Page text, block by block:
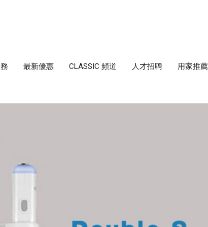
最新優惠 CLASSIC 頻道 人才招聘 用家推薦